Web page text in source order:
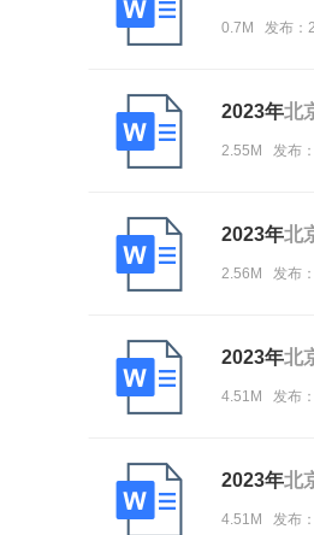
0.7M 发布：
2023年北
2.55M 发布
2023年北
2.56M 发布
2023年北
4.51M 发布
2023年北
4.51M 发布